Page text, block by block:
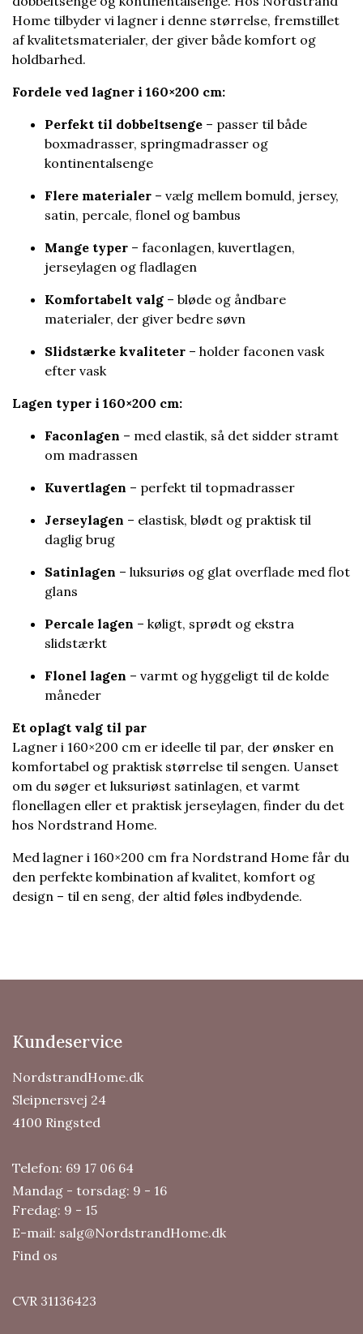
Home tilbyder vi lagner i denne størrelse, fremstillet
af kvalitetsmaterialer, der giver både komfort og
holdbarhed.
Fordele ved lagner i 160×200 cm:
Perfekt til dobbeltsenge – passer til både
boxmadrasser, springmadrasser og
kontinentalsenge
Flere materialer – vælg mellem bomuld, jersey,
satin, percale, flonel og bambus
Mange typer – faconlagen, kuvertlagen,
jerseylagen og fladlagen
Komfortabelt valg – bløde og åndbare
materialer, der giver bedre søvn
Slidstærke kvaliteter – holder faconen vask
efter vask
Lagen typer i 160×200 cm:
Faconlagen – med elastik, så det sidder stramt
om madrassen
Kuvertlagen – perfekt til topmadrasser
Jerseylagen – elastisk, blødt og praktisk til
daglig brug
Satinlagen – luksuriøs og glat overflade med flot
glans
Percale lagen – køligt, sprødt og ekstra
slidstærkt
Flonel lagen – varmt og hyggeligt til de kolde
måneder
Et oplagt valg til par
Lagner i 160×200 cm er ideelle til par, der ønsker en
komfortabel og praktisk størrelse til sengen. Uanset
om du søger et luksuriøst satinlagen, et varmt
flonellagen eller et praktisk jerseylagen, finder du det
hos Nordstrand Home.
Med lagner i 160×200 cm fra Nordstrand Home får du
den perfekte kombination af kvalitet, komfort og
design – til en seng, der altid føles indbydende.
Kundeservice
NordstrandHome.dk
Sleipnersvej 24
4100 Ringsted
Telefon: 69 17 06 64
Mandag - torsdag: 9 - 16
Fredag: 9 - 15
E-mail: salg@NordstrandHome.dk
Find os
CVR 31136423